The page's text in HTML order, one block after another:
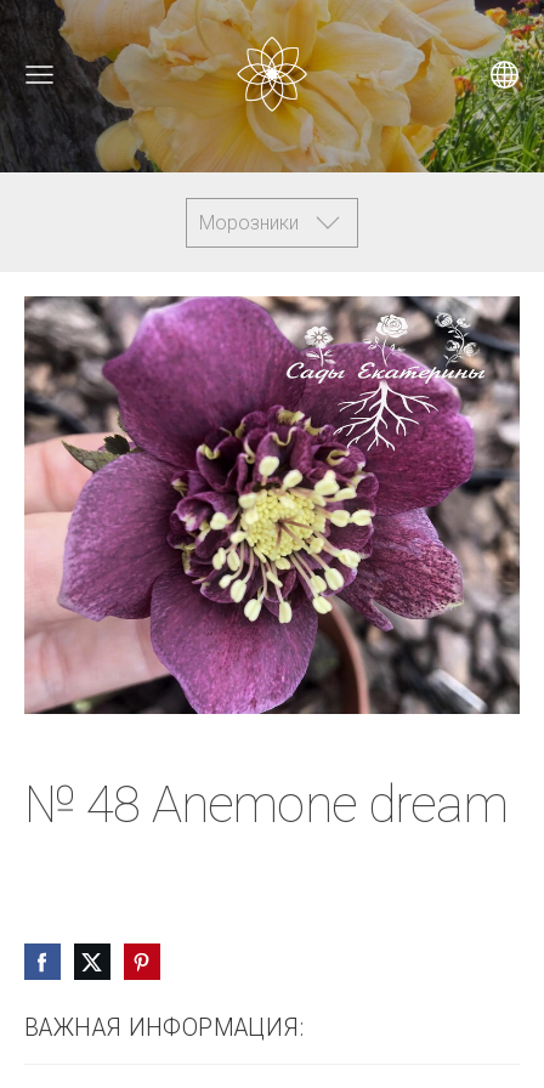
Морозники
ВАЖНАЯ ИНФОРМАЦИЯ:
№ 48 Anemone dream